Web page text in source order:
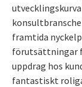
framtida
förutsättningar
uppdrag hos
fantastiskt